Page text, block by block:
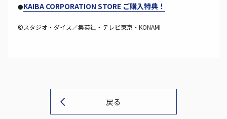
●KAIBA CORPORATION STORE ご購入特典！
©スタジオ・ダイス／集英社・テレビ東京・KONAMI
戻る